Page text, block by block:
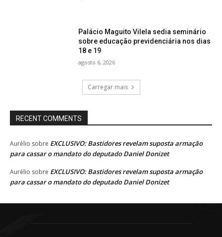
Palácio Maguito Vilela sedia seminário
sobre educação previdenciária nos dias
18 e 19
agosto 6, 2026
Carregar mais
RECENT COMMENTS
Aurélio sobre EXCLUSIVO: Bastidores revelam suposta armação
para cassar o mandato do deputado Daniel Donizet
Aurélio sobre EXCLUSIVO: Bastidores revelam suposta armação
para cassar o mandato do deputado Daniel Donizet